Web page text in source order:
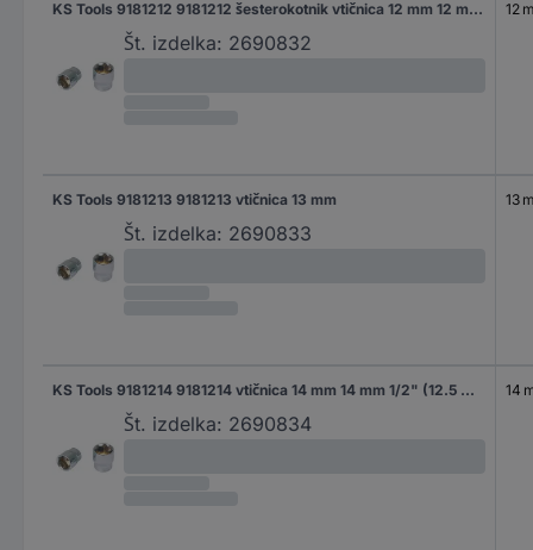
KS Tools 9181212 9181212 šesterokotnik vtičnica 12 mm 12 mm 1/2" (12.5 mm)
Št. izdelka: 2690832
12
KS Tools 9181213 9181213 vtičnica 13 mm
Št. izdelka: 2690833
13
KS Tools 9181214 9181214 vtičnica 14 mm 14 mm 1/2" (12.5 mm)
Št. izdelka: 2690834
14